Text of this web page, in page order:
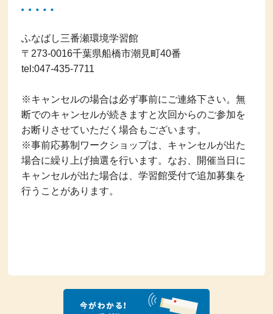
ふなばし三番瀬環境学習館
〒273-0016千葉県船橋市潮見町40番
tel:047-435-7711
※キャンセルの場合は必ず事前にご連絡下さい。無
断でのキャンセルが続きますと次回からのご参加を
お断りさせていただく場合もございます。
※事前応募制ワークショップは、キャンセルが出た
場合に繰り上げ抽選を行います。なお、開催当日に
キャンセルが出た場合は、学習館受付で追加募集を
行うことがあります。